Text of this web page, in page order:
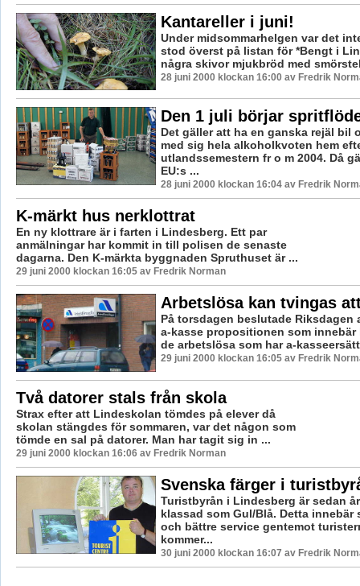
Kantareller i juni!
Under midsommarhelgen var det
stod överst på listan för *Bengt i
några skivor mjukbröd med
28 juni 2000 klockan 16:00 av Fredrik
Den 1 juli börjar
Det gäller att ha en ganska rejäl bil
med sig hela alkoholkvoten hem
utlandssemestern fr o m 2004. Då
EU:s ...
28 juni 2000 klockan 16:04 av Fredrik
K-märkt hus nerklottrat
En ny klottrare är i farten i Lindesberg. Ett par
anmälningar har kommit in till polisen de senaste
dagarna. Den K-märkta byggnaden Spruthuset är ...
29 juni 2000 klockan 16:05 av Fredrik Norman
Arbetslösa kan tvingas
På torsdagen beslutade Riksdagen
a-kasse propositionen som innebär
de arbetslösa som har a-
29 juni 2000 klockan 16:05 av Fredrik
Två datorer stals från skola
Strax efter att Lindeskolan tömdes på elever då
skolan stängdes för sommaren, var det någon som
tömde en sal på datorer. Man har tagit sig in ...
29 juni 2000 klockan 16:06 av Fredrik Norman
Svenska färger i
Turistbyrån i Lindesberg är sedan
klassad som Gul/Blå. Detta innebär
och bättre service gentemot
kommer...
30 juni 2000 klockan 16:07 av Fredrik